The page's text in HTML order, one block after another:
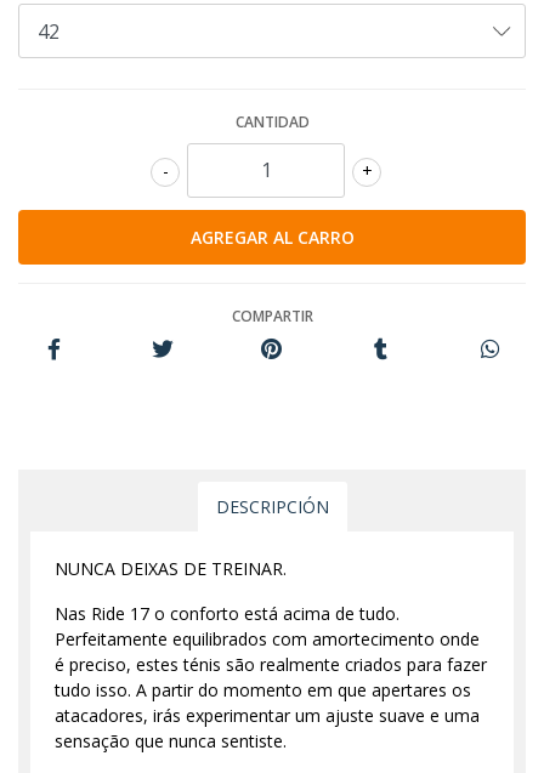
CANTIDAD
+
-
COMPARTIR
DESCRIPCIÓN
NUNCA DEIXAS DE TREINAR.
Nas Ride 17 o conforto está acima de tudo.
Perfeitamente equilibrados com amortecimento onde
é preciso, estes ténis são realmente criados para fazer
tudo isso. A partir do momento em que apertares os
atacadores, irás experimentar um ajuste suave e uma
sensação que nunca sentiste.